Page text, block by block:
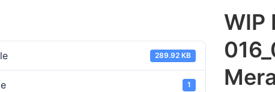
289.92 KB
1
WIP